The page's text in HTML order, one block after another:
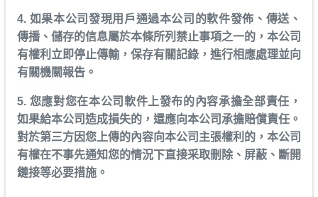
4. 如果本公司發現用戶通過本公司的軟件發佈、傳送、
傳播、儲存的信息屬於本條所列禁止事項之一的，本公司
有權利立即停止傳輸，保存有關記錄，進行相應處理並向
有關機關報告。
5. 您應對您在本公司軟件上發布的內容承擔全部責任，
如果給本公司造成損失的，還應向本公司承擔賠償責任。
對於第三方因您上傳的內容向本公司主張權利的，本公司
有權在不事先通知您的情況下直接采取刪除、屏蔽、斷開
鏈接等必要措施。